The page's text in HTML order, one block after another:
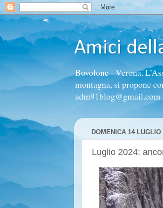
Amici
Bovolone - Verona.
montagna, si propone
adm91blog@gmail.com
DOMENICA 14 LUGLIO
Luglio 2024: